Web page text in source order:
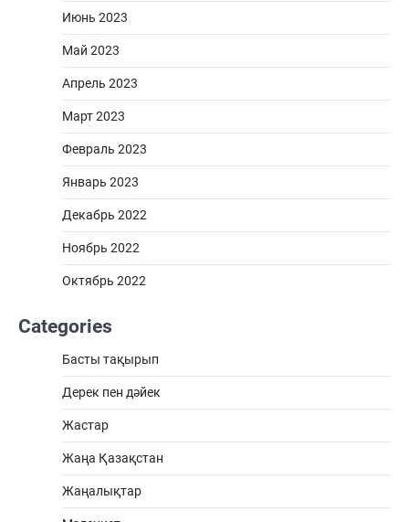
Июнь 2023
Май 2023
Апрель 2023
Март 2023
Февраль 2023
Январь 2023
Декабрь 2022
Ноябрь 2022
Октябрь 2022
Categories
Басты тақырып
Дерек пен дәйек
Жастар
Жаңа Қазақстан
Жаңалықтар